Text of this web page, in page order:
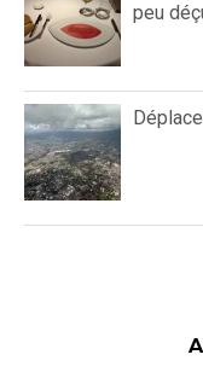
peu